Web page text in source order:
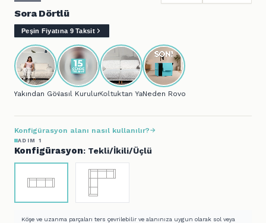
Sora Dörtlü
Peşin Fiyatına 9 Taksit
Yakından Gör...Nasıl Kurulur?Koltuktan Yatağa..Neden Rovon?
Konfigürasyon alanı nasıl kullanılır?
ADIM 1
Konfigürasyon: Tekli/İkili/Üçlü
Köşe ve uzanma parçaları ters çevrilebilir ve alanınıza uygun olarak sol veya